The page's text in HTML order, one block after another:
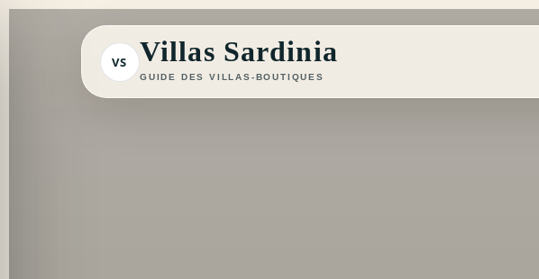
Aller
VS Villas Sardinia
GUIDE DES VILLAS-BOUTIQUES